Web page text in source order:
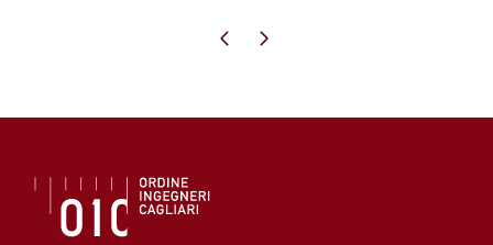
Pagina precedente
Pagina successiva